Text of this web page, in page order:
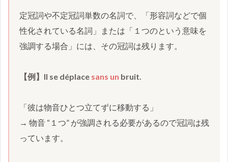
定冠詞や不定冠詞単数の名詞で、「形容詞などで個
性化されている名詞」または「１つのという意味を
強調する場合」には、その冠詞は残ります。
【例】Il se déplace sans un bruit.
→ 物音 “１つ” が強調される必要があるので冠詞は残
っています。